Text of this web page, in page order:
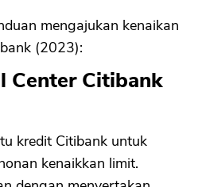
mengajukan kenaikan
(2023):
Center Citibank
kredit Citibank untuk
kenaikkan limit.